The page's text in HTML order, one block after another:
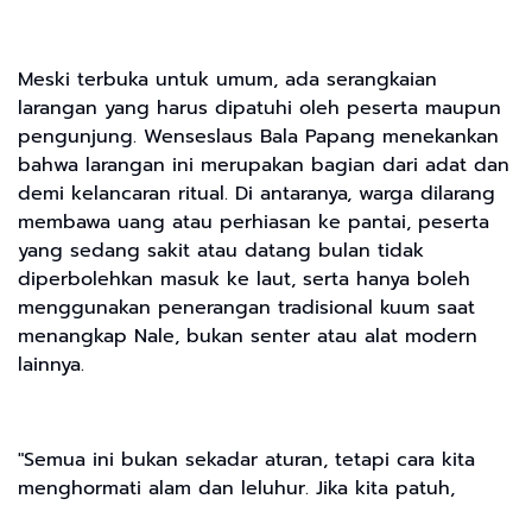
Meski terbuka untuk umum, ada serangkaian
larangan yang harus dipatuhi oleh peserta maupun
pengunjung. Wenseslaus Bala Papang menekankan
bahwa larangan ini merupakan bagian dari adat dan
demi kelancaran ritual. Di antaranya, warga dilarang
membawa uang atau perhiasan ke pantai, peserta
yang sedang sakit atau datang bulan tidak
diperbolehkan masuk ke laut, serta hanya boleh
menggunakan penerangan tradisional kuum saat
menangkap Nale, bukan senter atau alat modern
lainnya.
"Semua ini bukan sekadar aturan, tetapi cara kita
menghormati alam dan leluhur. Jika kita patuh,